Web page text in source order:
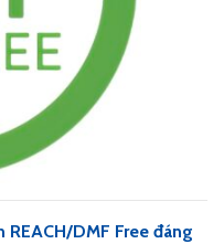
REACH/DMF Free đáng